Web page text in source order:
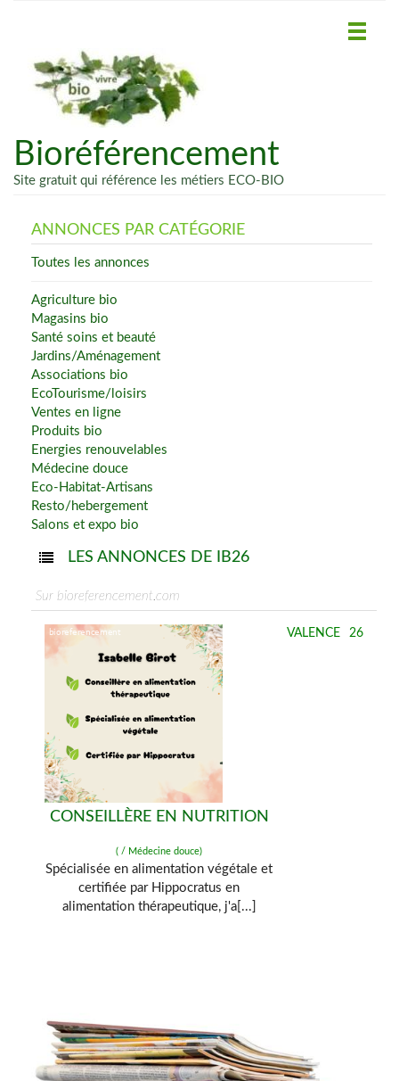
Bioréférencement
Site gratuit qui référence les métiers ECO-BIO
ANNONCES PAR CATÉGORIE
Toutes les annonces
Agriculture bio
Magasins bio
Santé soins et beauté
Jardins/Aménagement
Associations bio
EcoTourisme/loisirs
Ventes en ligne
Produits bio
Energies renouvelables
Médecine douce
Eco-Habitat-Artisans
Resto/hebergement
Salons et expo bio
LES ANNONCES DE IB26
Sur bioreferencement.com
CONSEILLÈRE EN NUTRITION
( / Médecine douce)
Spécialisée en alimentation végétale et
certifiée par Hippocratus en
alimentation thérapeutique, j'a[...]
VALENCE 26